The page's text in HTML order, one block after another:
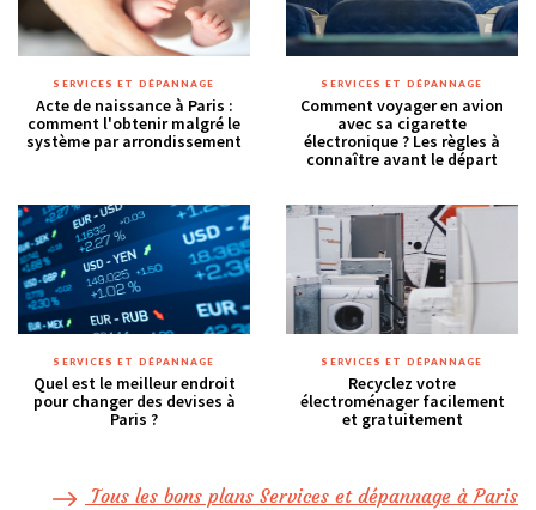
SERVICES ET DÉPANNAGE
Acte de naissance à Paris :
comment l'obtenir malgré le
système par arrondissement
SERVICES ET DÉPANNAGE
Comment voyager en avion
avec sa cigarette
électronique ? Les règles à
connaître avant le départ
SERVICES ET DÉPANNAGE
Quel est le meilleur endroit
pour changer des devises à
Paris ?
SERVICES ET DÉPANNAGE
Recyclez votre
électroménager facilement
et gratuitement
Tous les bons plans Services et dépannage à Paris